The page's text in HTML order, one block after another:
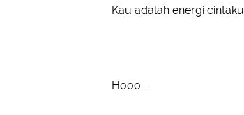
Kau adalah energi cintaku
Hooo...